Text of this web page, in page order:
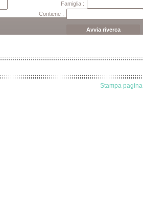
Famiglia :
Contiene :
Avvia riverca
Stampa pagina